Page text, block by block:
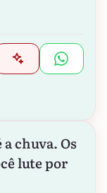
chuva. Os
lute por